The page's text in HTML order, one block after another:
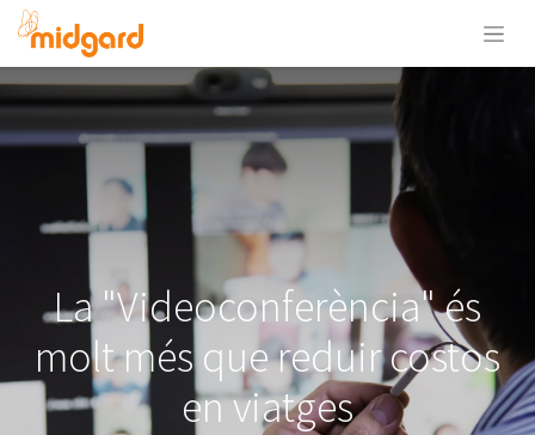
La "Videoconferència" és
molt més que reduir costos
en viatges